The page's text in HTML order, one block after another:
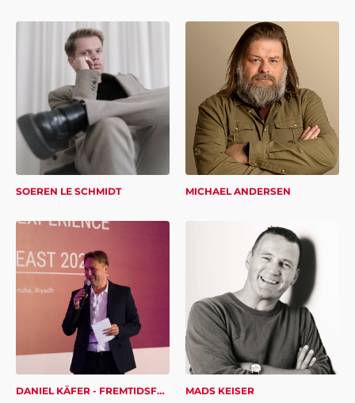
SOEREN LE SCHMIDT MICHAEL ANDERSEN
DANIEL KÄFER - FREMTIDSFORSKER MADS KEISER